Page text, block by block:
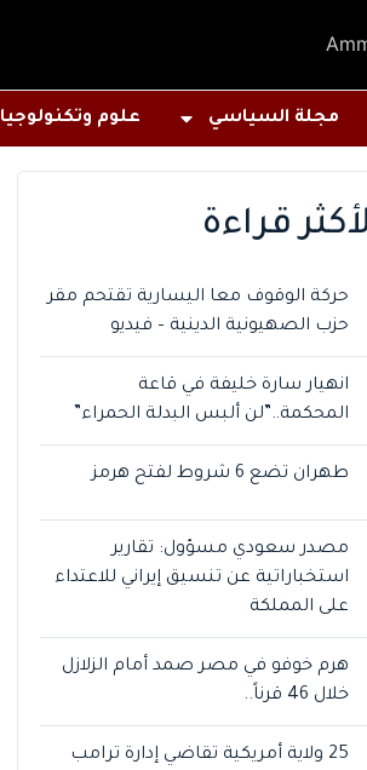
مجلة السياسي علوم وتكنولوجيا
قراءة
حركة الوقوف معا اليسارية تقتحم مقر
حزب الصهيونية الدينية – فيديو
انهيار سارة خليفة في قاعة
المحكمة..”لن ألبس البدلة الحمراء”
طهران تضع 6 شروط لفتح هرمز
مصدر سعودي مسؤول: تقارير
استخباراتية عن تنسيق إيراني للاعتداء
على المملكة
هرم خوفو في مصر صمد أمام الزلازل
خلال 46 قرناً..
25 ولاية أمريكية تقاضي إدارة ترامب